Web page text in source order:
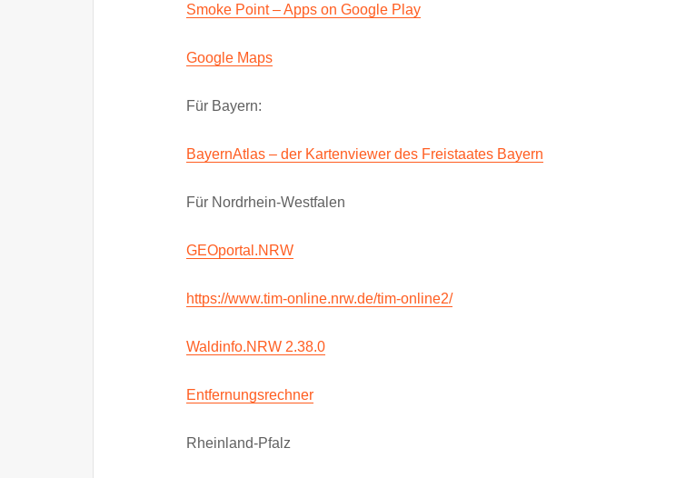
Smoke Point – Apps on Google Play
Google Maps
Für Bayern:
BayernAtlas – der Kartenviewer des Freistaates Bayern
Für Nordrhein-Westfalen
GEOportal.NRW
https://www.tim-online.nrw.de/tim-online2/
Waldinfo.NRW 2.38.0
Entfernungsrechner
Rheinland-Pfalz